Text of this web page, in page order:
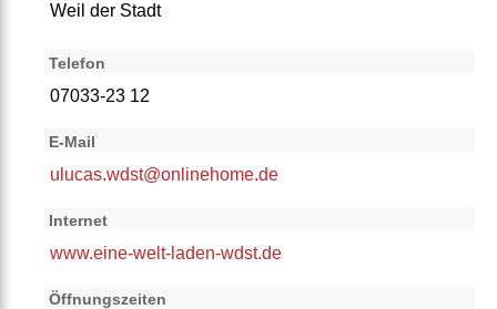
Weil der Stadt
Telefon
07033-23 12
E-Mail
ulucas.wdst@onlinehome.de
Internet
www.eine-welt-laden-wdst.de
Öffnungszeiten